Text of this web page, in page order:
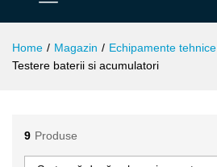
Home / Magazin / Echipamente tehnice
Testere baterii si acumulatori
9 Produse